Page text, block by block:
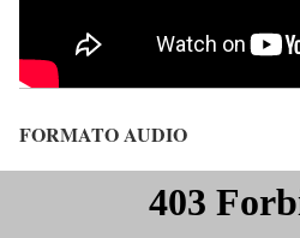
FORMATO AUDIO